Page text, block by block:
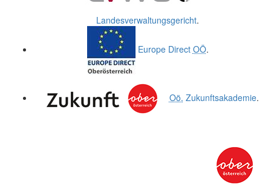
Landesverwaltungsgericht.
Europe Direct OÖ.
Oö. Zukunftsakademie.